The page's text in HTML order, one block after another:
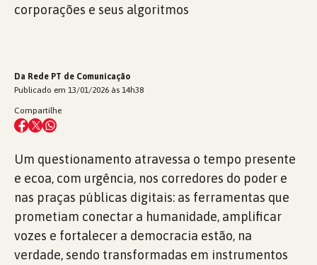
corporações e seus algoritmos
Da Rede PT de Comunicação
Publicado em 13/01/2026 às 14h38
Compartilhe
Um questionamento atravessa o tempo presente
e ecoa, com urgência, nos corredores do poder e
nas praças públicas digitais: as ferramentas que
prometiam conectar a humanidade, amplificar
vozes e fortalecer a democracia estão, na
verdade, sendo transformadas em instrumentos